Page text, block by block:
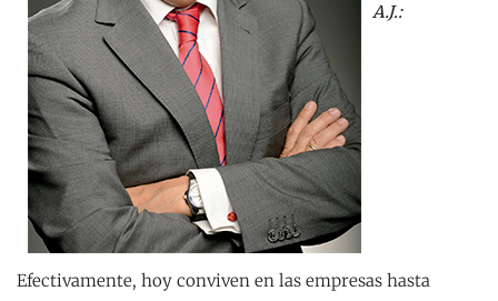
A.J.:
Efectivamente, hoy conviven en las empresas hasta